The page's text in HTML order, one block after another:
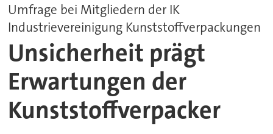
Umfrage bei Mitgliedern der IK
Industrievereinigung Kunststoffverpackungen
Unsicherheit prägt
Erwartungen der
Kunststoffverpacker